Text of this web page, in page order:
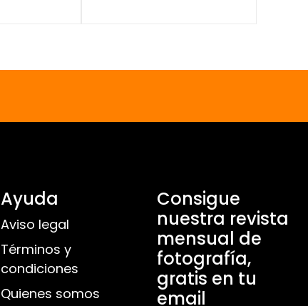
Ayuda
Aviso legal
Términos y
condiciones
Quienes somos
Consigue
nuestra revista
mensual de
fotografía,
gratis en tu
email